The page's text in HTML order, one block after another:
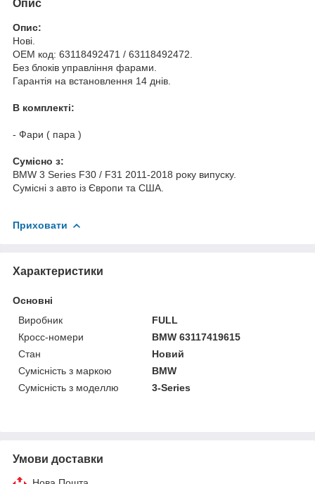
Опис
Опис:
Нові.
OEM код: 63118492471 / 63118492472.
Без блоків управління фарами.
Гарантія на встановлення 14 днів.
В комплекті:
- Фари ( пара )
Cумісно з:
BMW 3 Series F30 / F31 2011-2018 року випуску.
Сумісні з авто із Європи та США.
Приховати
Характеристики
Основні
Виробник
FULL
Кросс-номери
BMW 63117419615
Стан
Новий
Сумісність з маркою
BMW
Сумісність з моделлю
3-Series
Умови доставки